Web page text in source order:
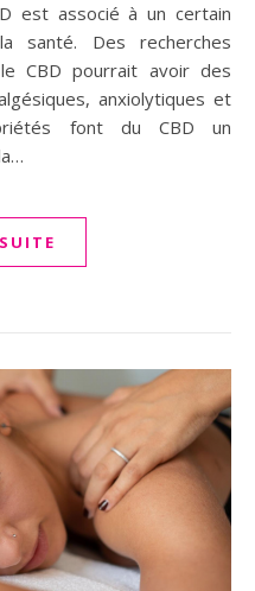
est associé à un certain
santé. Des recherches
CBD pourrait avoir des
anxiolytiques et
font du CBD un